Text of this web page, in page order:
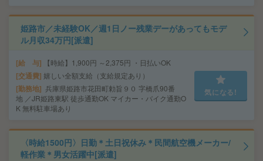
姫路市／未経験OK／週1日ノー残業デーがあってもモデ
ル月収34万円[派遣]
給 与 【時給】1,900円 ～2,375円 ・日払いOK
交通費 嬉しい全額支給（支給規定あり）
勤務地 兵庫県姫路市花田町勅旨９０ 字橋爪90番
地 ／JR姫路東駅 徒歩通勤OK マイカー・バイク通勤O
K 無料駐車場あり
気になる!
〈時給1500円〉日勤＊土日祝休み＊民間航空機メーカー/
軽作業＊男女活躍中[派遣]